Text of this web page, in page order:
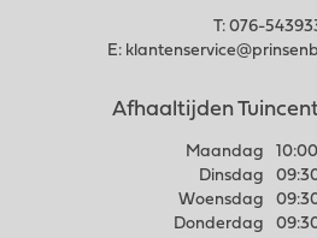
T: 076-
E:
Afhaaltijden
Maandag
Dinsdag
Woensdag
Donderdag